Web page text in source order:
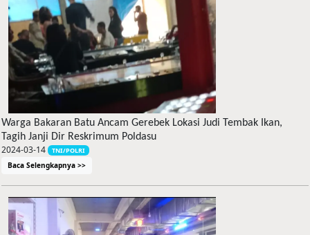
Warga Bakaran Batu Ancam Gerebek Lokasi Judi Tembak Ikan,
Tagih Janji Dir Reskrimum Poldasu
2024-03-14 TNI/POLRI
Baca Selengkapnya >>